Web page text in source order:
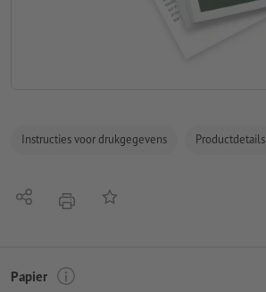
Instructies voor drukgegevens Productdetails
Delen afdrukkenOp de lijst
Papier